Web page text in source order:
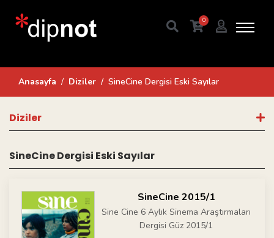
0
Anasayfa Diziler SineCine Dergisi Eski Sayılar
Diziler
SineCine Dergisi Eski Sayılar
SineCine 2015/1
Sine Cine 6 Aylık Sinema Araştırmaları
Dergisi Güz 2015/1